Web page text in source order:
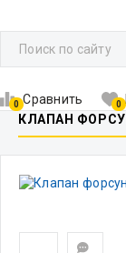
0 Сравнить 0
КЛАПАН